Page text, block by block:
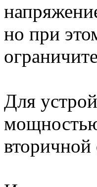
но при
Для